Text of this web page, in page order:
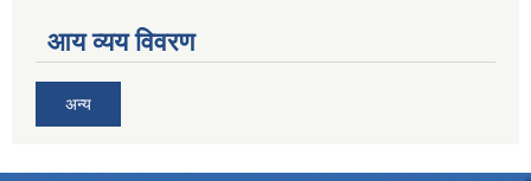
आय व्यय विवरण
अन्य